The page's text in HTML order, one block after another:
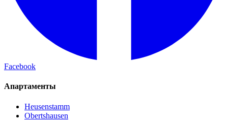
Facebook
Апартаменты
Heusenstamm
Obertshausen